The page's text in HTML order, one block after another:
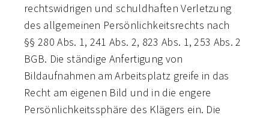
rechtswidrigen und schuldhaften Verletzung
des allgemeinen Persönlichkeitsrechts nach
§§ 280 Abs. 1, 241 Abs. 2, 823 Abs. 1, 253 Abs. 2
BGB. Die ständige Anfertigung von
Bildaufnahmen am Arbeitsplatz greife in das
Recht am eigenen Bild und in die engere
Persönlichkeitssphäre des Klägers ein. Die